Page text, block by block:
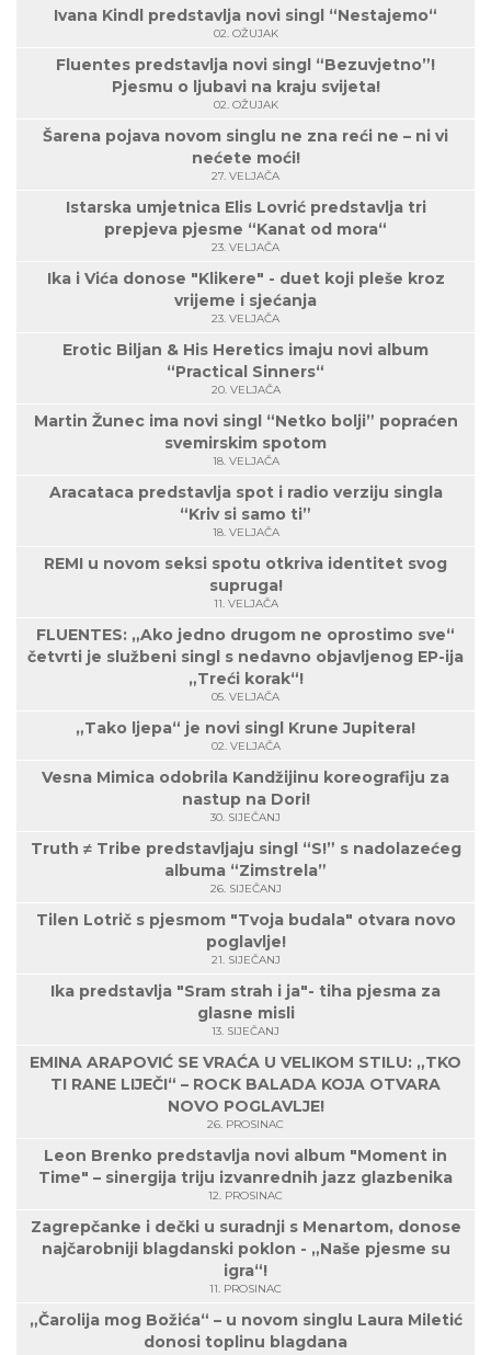
Ivana Kindl predstavlja novi singl “Nestajemo“
02. OŽUJAK
Fluentes predstavlja novi singl “Bezuvjetno”!
Pjesmu o ljubavi na kraju svijeta!
02. OŽUJAK
Šarena pojava novom singlu ne zna reći ne – ni vi
nećete moći!
27. VELJAČA
Istarska umjetnica Elis Lovrić predstavlja tri
prepjeva pjesme “Kanat od mora“
23. VELJAČA
Ika i Vića donose "Klikere" - duet koji pleše kroz
vrijeme i sjećanja
23. VELJAČA
Erotic Biljan & His Heretics imaju novi album
“Practical Sinners“
20. VELJAČA
Martin Žunec ima novi singl “Netko bolji” popraćen
svemirskim spotom
18. VELJAČA
Aracataca predstavlja spot i radio verziju singla
“Kriv si samo ti”
18. VELJAČA
REMI u novom seksi spotu otkriva identitet svog
supruga!
11. VELJAČA
FLUENTES: „Ako jedno drugom ne oprostimo sve“
četvrti je službeni singl s nedavno objavljenog EP-ija
„Treći korak“!
05. VELJAČA
„Tako ljepa“ je novi singl Krune Jupitera!
02. VELJAČA
Vesna Mimica odobrila Kandžijinu koreografiju za
nastup na Dori!
30. SIJEČANJ
Truth ≠ Tribe predstavljaju singl “S!” s nadolazećeg
albuma “Zimstrela”
26. SIJEČANJ
Tilen Lotrič s pjesmom "Tvoja budala" otvara novo
poglavlje!
21. SIJEČANJ
Ika predstavlja "Sram strah i ja"- tiha pjesma za
glasne misli
13. SIJEČANJ
EMINA ARAPOVIĆ SE VRAĆA U VELIKOM STILU: „TKO
TI RANE LIJEČI“ – ROCK BALADA KOJA OTVARA
NOVO POGLAVLJE!
26. PROSINAC
Leon Brenko predstavlja novi album "Moment in
Time" – sinergija triju izvanrednih jazz glazbenika
12. PROSINAC
Zagrepčanke i dečki u suradnji s Menartom, donose
najčarobniji blagdanski poklon - „Naše pjesme su
igra“!
11. PROSINAC
„Čarolija mog Božića“ – u novom singlu Laura Miletić
donosi toplinu blagdana